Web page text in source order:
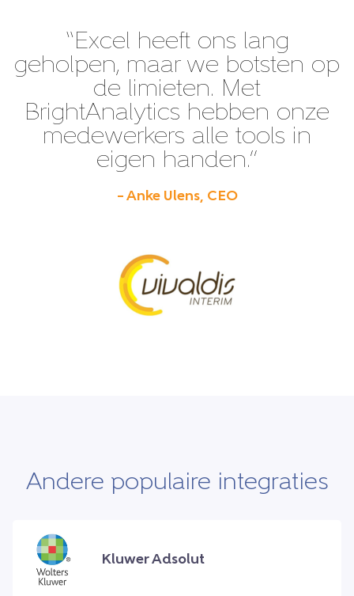
“Excel heeft ons lang
geholpen, maar we botsten op
de limieten. Met
BrightAnalytics hebben onze
medewerkers alle tools in
eigen handen.”
– Anke Ulens, CEO
Andere populaire integraties
Kluwer Adsolut